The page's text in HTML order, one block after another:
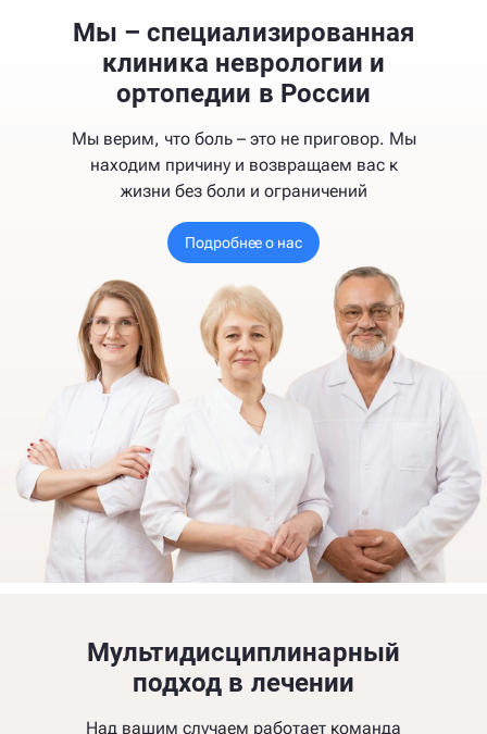
Мы – специализированная
клиника неврологии и
ортопедии в России
Мы верим, что боль – это не приговор. Мы
находим причину и возвращаем вас к
жизни без боли и ограничений
Подробнее о нас
Мультидисциплинарный
подход в лечении
Над вашим случаем работает команда